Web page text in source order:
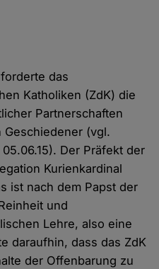
das
Katholiken (ZdK) die
Partnerschaften
Geschiedener (vgl.
Der Präfekt der
Kurienkardinal
ist nach dem Papst der
und
Lehre, also eine
daraufhin, dass das ZdK
der Offenbarung zu